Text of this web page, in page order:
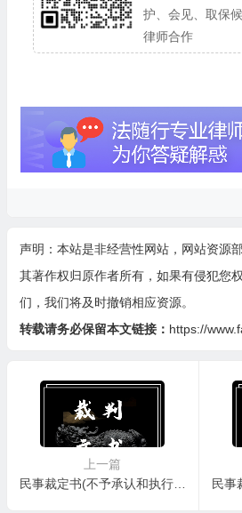
护、会见、取保
律师合作
声明：本站是非经营性网站，网站资源
其著作权归原作者所有，如果有侵犯您
们，我们将及时撤销相应资源。
转载请务必保留本文链接： https://
上一篇
民事裁定书(不予承认和执行外国法院生效判决、裁定用)